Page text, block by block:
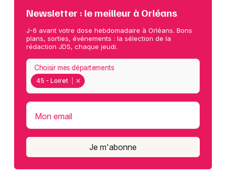
Newsletter : le meilleur à Orléans
J-6 avant votre dose hebdomadaire à Orléans. Bons
plans, sorties, événements : la sélection de la
rédaction JDS, chaque jeudi.
45 - Loiret
Choisir mes départements
Mon email
Je m'abonne